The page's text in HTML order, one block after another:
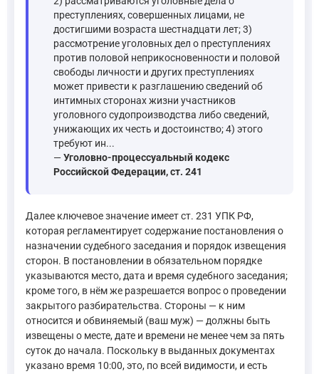
преступлениях, совершенных лицами, не
достигшими возраста шестнадцати лет; 3)
рассмотрение уголовных дел о преступлениях
против половой неприкосновенности и половой
свободы личности и других преступлениях
может привести к разглашению сведений об
интимных сторонах жизни участников
уголовного судопроизводства либо сведений,
унижающих их честь и достоинство; 4) этого
требуют ин...
—Уголовно-процессуальный кодекс
Российской Федерации, ст. 241
Далее ключевое значение имеет ст. 231 УПК РФ,
которая регламентирует содержание постановления о
назначении судебного заседания и порядок извещения
сторон. В постановлении в обязательном порядке
указываются место, дата и время судебного заседания;
кроме того, в нём же разрешается вопрос о проведении
закрытого разбирательства. Стороны — к ним
относится и обвиняемый (ваш муж) — должны быть
извещены о месте, дате и времени не менее чем за пять
суток до начала. Поскольку в выданных документах
указано время 10:00, это, по всей видимости, и есть